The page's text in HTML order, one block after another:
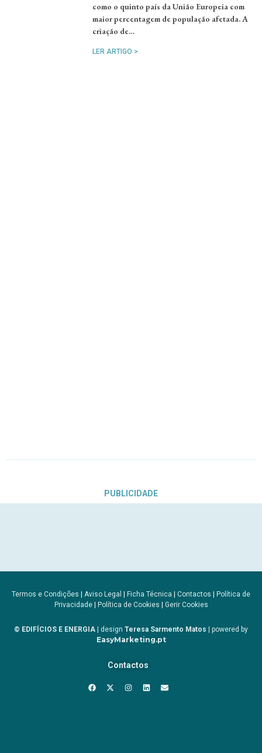
como o quinto país da União Europeia com
maior percentagem de população afetada. A
criação de…
LER ARTIGO >
PUBLICIDADE
Termos e Condições | Aviso Legal | Ficha Técnica | Contactos | Política de
Privacidade| Política de Cookies | Gerir Cookies
© EDIFÍCIOS E ENERGIA | design Teresa Sarmento Matos | powered by
EasyMarketing.pt
Contactos